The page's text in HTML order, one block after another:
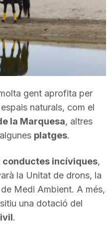
gent aprofita per
naturals, com el
la Marquesa, altres
platges.
conductes incíviques,
la Unitat de drons, la
Medi Ambient. A més,
una dotació del
.